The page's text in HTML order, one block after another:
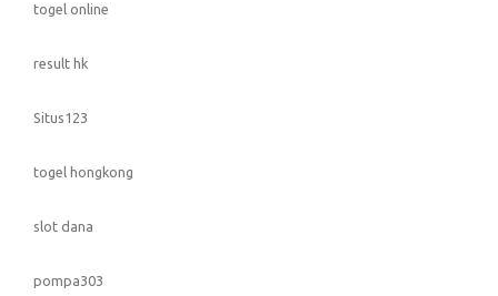
togel online
result hk
Situs123
togel hongkong
slot dana
pompa303